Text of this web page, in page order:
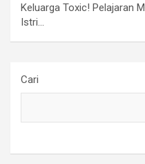
Keluarga Toxic! Pelajaran
Istri…
Cari